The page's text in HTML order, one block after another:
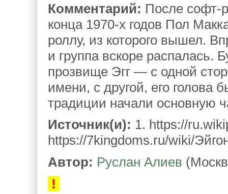
Комментарий: После софт-
конца 1970-х годов Пол
роллу, из которого вышел.
и группа вскоре распалась.
прозвище Эгг — с одной
имени, с другой, его голова
традиции начали основную
Источник(и): 1. https://
https://7kingdoms.ru/wiki/
Автор: Руслан Алиев
!